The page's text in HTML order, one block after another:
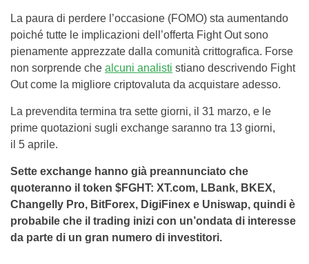
La paura di perdere l’occasione (FOMO) sta aumentando
poiché tutte le implicazioni dell’offerta Fight Out sono
pienamente apprezzate dalla comunità crittografica. Forse
non sorprende che alcuni analisti stiano descrivendo Fight
Out come la migliore criptovaluta da acquistare adesso.
La prevendita termina tra sette giorni, il 31 marzo, e le
prime quotazioni sugli exchange saranno tra 13 giorni,
il 5 aprile.
Sette exchange hanno già preannunciato che
quoteranno il token $FGHT: XT.com, LBank, BKEX,
Changelly Pro, BitForex, DigiFinex e Uniswap, quindi è
probabile che il trading inizi con un’ondata di interesse
da parte di un gran numero di investitori.